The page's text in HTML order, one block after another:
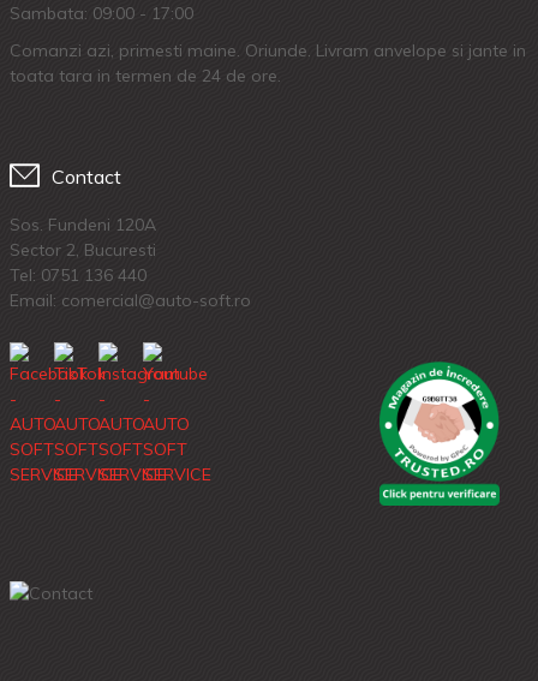
Sambata: 09:00 - 17:00
Comanzi azi, primesti maine. Oriunde. Livram anvelope si jante in
toata tara in termen de 24 de ore.
Contact
Sos. Fundeni 120A
Sector 2, Bucuresti
Tel: 0751 136 440
Email: comercial@auto-soft.ro